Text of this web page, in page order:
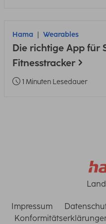
Hama Wearables
Die richtige App für
Fitnesstracker
1 Minuten Lesedauer
Impressum